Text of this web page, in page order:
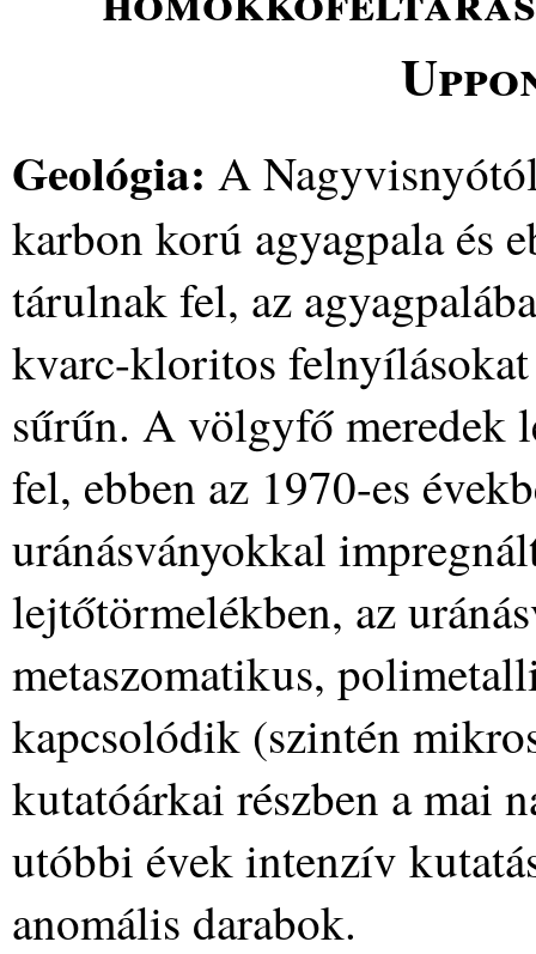
Geológia: A
karbon korú agyagpala és
tárulnak fel, az
kvarc-kloritos
sűrűn. A völgyfő meredek
fel, ebben az 1970-es
uránásványokkal
lejtőtörmelékben, az
metaszomatikus,
kapcsolódik (szintén
kutatóárkai részben a mai
utóbbi évek intenzív
anomális darabok.